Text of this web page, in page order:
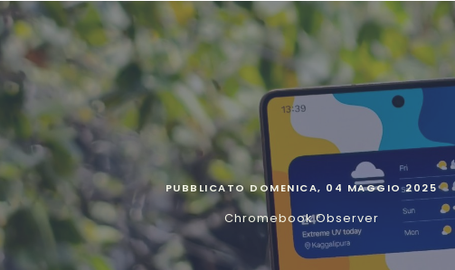
PUBBLICATODOMENICA, 04 MAGGIO 2025
Chromebook Observer